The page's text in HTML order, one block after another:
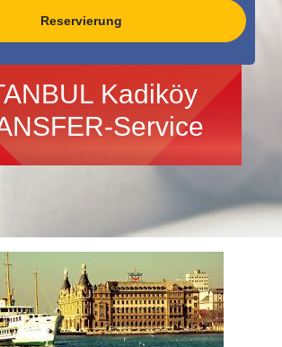
Reservierung
Kadiköy
Service